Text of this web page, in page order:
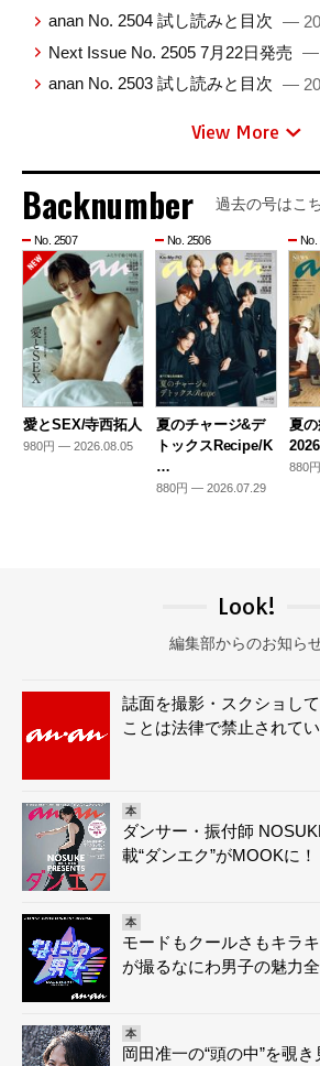
anan No. 2504 試し読みと目次 —
Next Issue No. 2505 7月22日発売 —
anan No. 2503 試し読みと目次 —
View More
Backnumber 過去の号はこ
No. 2507
愛とSEX/寺西拓人
980円 — 2026.08.05
No. 2506
夏のチャージ&デ
トックスRecipe/K
…
880円 — 2026.07.29
No.
夏
880
Look!
編集部からのお知ら
誌面を撮影・スクショし
ことは法律で禁止されてい
本
ダンサー・振付師
載“ダンエク”がMOOKに！
本
モードもクールさもキラ
が撮るなにわ男子の魅力全
本
岡田准一の“頭の中”を覗